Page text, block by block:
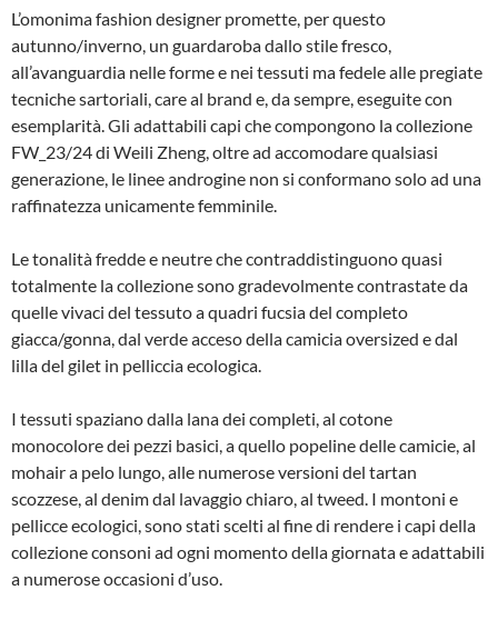
L’omonima fashion designer promette, per questo
autunno/inverno, un guardaroba dallo stile fresco,
all’avanguardia nelle forme e nei tessuti ma fedele alle pregiate
tecniche sartoriali, care al brand e, da sempre, eseguite con
esemplarità. Gli adattabili capi che compongono la collezione
FW_23/24 di Weili Zheng, oltre ad accomodare qualsiasi
generazione, le linee androgine non si conformano solo ad una
raffinatezza unicamente femminile.
Le tonalità fredde e neutre che contraddistinguono quasi
totalmente la collezione sono gradevolmente contrastate da
quelle vivaci del tessuto a quadri fucsia del completo
giacca/gonna, dal verde acceso della camicia oversized e dal
lilla del gilet in pelliccia ecologica.
I tessuti spaziano dalla lana dei completi, al cotone
monocolore dei pezzi basici, a quello popeline delle camicie, al
mohair a pelo lungo, alle numerose versioni del tartan
scozzese, al denim dal lavaggio chiaro, al tweed. I montoni e
pellicce ecologici, sono stati scelti al fine di rendere i capi della
collezione consoni ad ogni momento della giornata e adattabili
a numerose occasioni d’uso.